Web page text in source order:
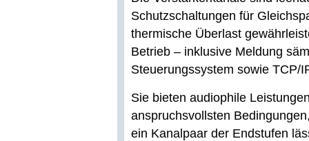
Schutzschaltungen für
thermische Überlast
Betrieb – inklusive Meldung
Steuerungssystem sowie TCP/
Sie bieten audiophile
anspruchsvollsten
ein Kanalpaar der Endstufen